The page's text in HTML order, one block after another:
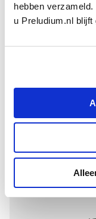
hebben
u Preludium.nl blijft